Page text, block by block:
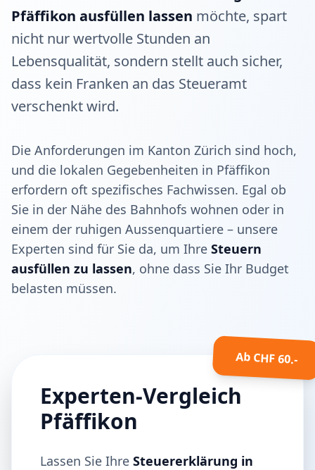
Pfäffikon ausfüllen lassen möchte, spart
nicht nur wertvolle Stunden an
Lebensqualität, sondern stellt auch sicher,
dass kein Franken an das Steueramt
verschenkt wird.
Die Anforderungen im Kanton Zürich sind hoch,
und die lokalen Gegebenheiten in Pfäffikon
erfordern oft spezifisches Fachwissen. Egal ob
Sie in der Nähe des Bahnhofs wohnen oder in
einem der ruhigen Aussenquartiere – unsere
Experten sind für Sie da, um Ihre Steuern
ausfüllen zu lassen, ohne dass Sie Ihr Budget
belasten müssen.
Ab CHF 60.-
Experten-Vergleich
Pfäffikon
Lassen Sie Ihre Steuererklärung in